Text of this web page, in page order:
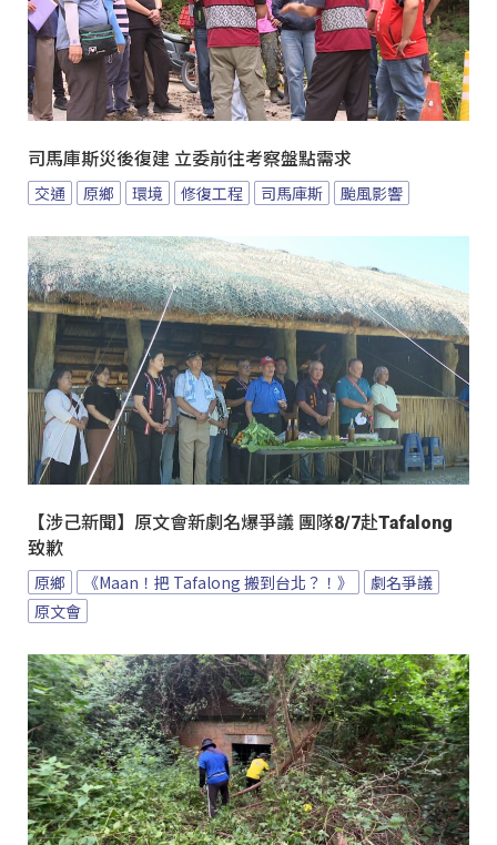
司馬庫斯災後復建 立委前往考察盤點需求
交通 原鄉 環境 修復工程 司馬庫斯 颱風影響
【涉己新聞】原文會新劇名爆爭議 團隊8/7赴Tafalong
致歉
原鄉 《Maan！把 Tafalong 搬到台北？！》
劇名爭議
原文會